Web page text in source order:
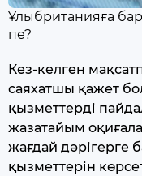
Ұлыбританияға
пе?
Кез-келген
саяхатшы қажет
қызметтерді
жазатайым
жағдай дәрігерге
қызметтерін